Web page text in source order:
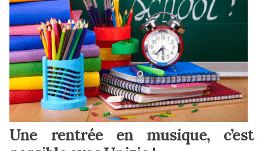
Une rentrée en musique, c’est